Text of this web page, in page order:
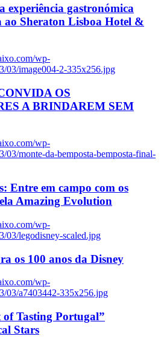
experiência gastronómica
ao Sheraton Lisboa Hotel &
wp-
03/image004-2-335x256.jpg
OS
A BRINDAREM SEM
wp-
03/monte-da-bemposta-bemposta-final-
Entre em campo com os
Amazing Evolution
wp-
03/legodisney-scaled.jpg
os 100 anos da Disney
wp-
03/a7403442-335x256.jpg
Tasting Portugal”
Stars